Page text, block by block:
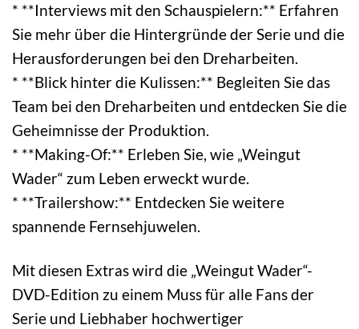
* **Interviews mit den Schauspielern:** Erfahren
Sie mehr über die Hintergründe der Serie und die
Herausforderungen bei den Dreharbeiten.
* **Blick hinter die Kulissen:** Begleiten Sie das
Team bei den Dreharbeiten und entdecken Sie die
Geheimnisse der Produktion.
* **Making-Of:** Erleben Sie, wie „Weingut
Wader“ zum Leben erweckt wurde.
* **Trailershow:** Entdecken Sie weitere
spannende Fernsehjuwelen.
Mit diesen Extras wird die „Weingut Wader“-
DVD-Edition zu einem Muss für alle Fans der
Serie und Liebhaber hochwertiger